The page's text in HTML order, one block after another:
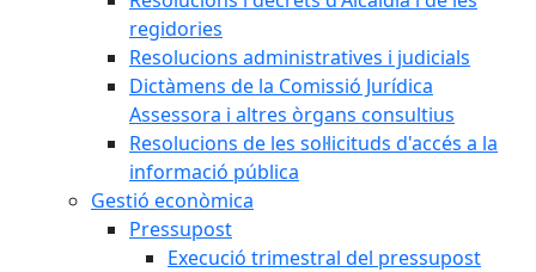
regidories
Resolucions administratives i judicials
Dictàmens de la Comissió Jurídica
Assessora i altres òrgans consultius
Resolucions de les sol·licituds d'accés a la
informació pública
Gestió econòmica
Pressupost
Execució trimestral del pressupost